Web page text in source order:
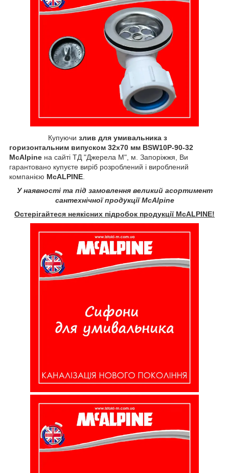
Купуючи злив для умивальника з
горизонтальним випуском 32x70 мм BSW10P-90-32
McAlpine на сайті ТД "Джерела М", м. Запоріжжя, Ви
гарантовано купуєте виріб розроблений і вироблений
компанією McALPINE.
У наявності та під замовлення великий асортимент
сантехнічної продукції McAlpine
Остерігайтеся неякісних підробок продукції McALPINE!